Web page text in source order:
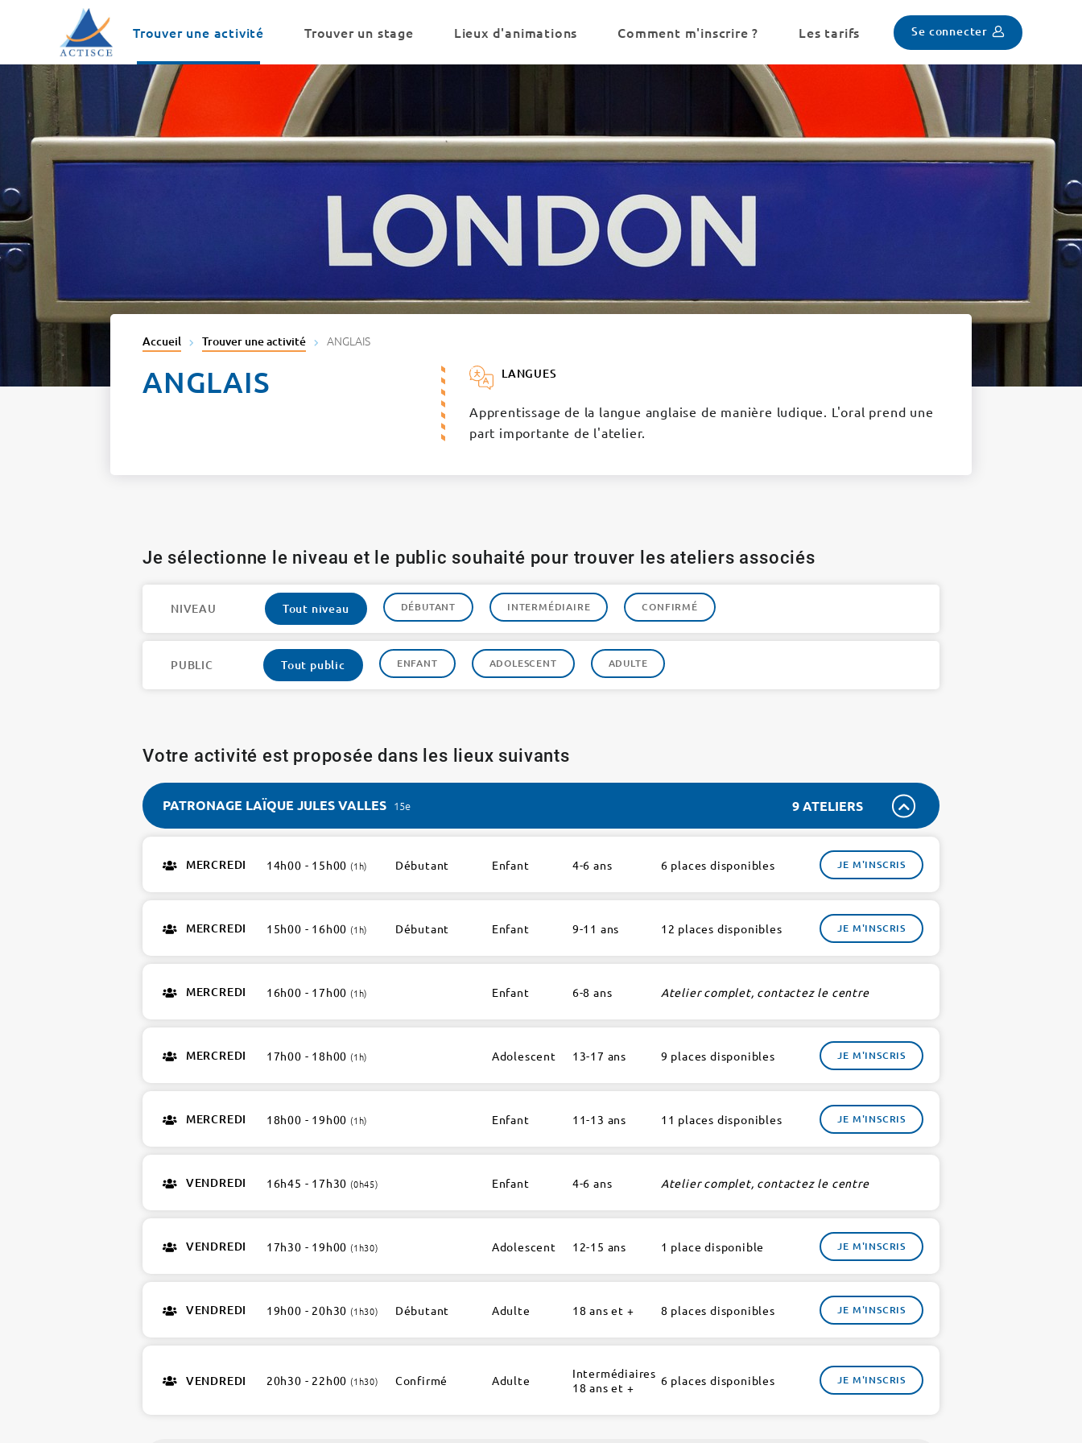
Trouver une activité
Trouver un stage Lieux d'animations Comment m'inscrire ? Les tarifs Se connecter
Accueil Trouver une activité ANGLAIS
ANGLAIS LANGUES
Apprentissage de la langue anglaise de manière ludique. L'oral prend une
part importante de l'atelier.
Je sélectionne le niveau et le public souhaité pour trouver les ateliers associés
NIVEAU Tout niveau DÉBUTANT INTERMÉDIAIRE CONFIRMÉ
PUBLIC Tout public ENFANT ADOLESCENT ADULTE
Votre activité est proposée dans les lieux suivants
PATRONAGE LAÏQUE JULES VALLES 15e 9 ATELIERS
LAÏQUE
VALLES
MERCREDI 14h00 - 15h00 (1h) Débutant Enfant 4-6 ans 6 places disponibles JE M'INSCRIS
MERCREDI 15h00 - 16h00 (1h) Débutant Enfant 9-11 ans 12 places disponibles JE M'INSCRIS
MERCREDI 16h00 - 17h00 (1h) Enfant 6-8 ans Atelier complet, contactez le centre
MERCREDI 17h00 - 18h00 (1h) Adolescent 13-17 ans 9 places disponibles JE M'INSCRIS
MERCREDI 18h00 - 19h00 (1h) Enfant 11-13 ans 11 places disponibles JE M'INSCRIS
VENDREDI 16h45 - 17h30 (0h45) Enfant 4-6 ans Atelier complet, contactez le centre
VENDREDI 17h30 - 19h00 (1h30) Adolescent 12-15 ans 1 place disponible JE M'INSCRIS
VENDREDI 19h00 - 20h30 (1h30) Débutant Adulte 18 ans et + 8 places disponibles JE M'INSCRIS
VENDREDI 20h30 - 22h00 (1h30) Confirmé Adulte
Intermédiaires
18 ans et +
6 places disponibles JE M'INSCRIS